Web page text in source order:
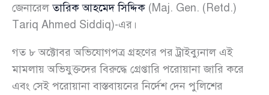
জেনারেলতারিক আহমেদ সিদ্দিক (Maj. Gen. (Retd.)
Tariq Ahmed Siddiq)-এর।
গত ৮ অক্টোবর অভিযোগপত্র গ্রহণের পর ট্রাইব্যুনাল এই
মামলায় অভিযুক্তদের বিরুদ্ধে গ্রেপ্তারি পরোয়ানা জারি করে
এবং সেই পরোয়ানা বাস্তবায়নের নির্দেশ দেন পুলিশের